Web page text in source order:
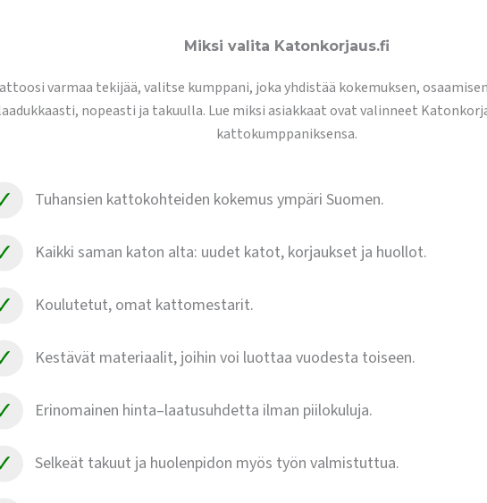
Miksi valita Katonkorjaus.fi
varmaa tekijää, valitse kumppani, joka yhdistää kokemuksen,
nopeasti ja takuulla. Lue miksi asiakkaat ovat valinneet
kattokumppaniksensa.
Tuhansien kattokohteiden kokemus ympäri Suomen.
Kaikki saman katon alta: uudet katot, korjaukset ja huollot.
Koulutetut, omat kattomestarit.
Kestävät materiaalit, joihin voi luottaa vuodesta toiseen.
Erinomainen hinta–laatusuhdetta ilman piilokuluja.
Selkeät takuut ja huolenpidon myös työn valmistuttua.